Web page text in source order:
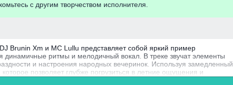
с другим творчеством исполнителя.
Brunin Xm и MC Lullu представляет собой яркий пример
динамичные ритмы и мелодичный вокал. В треке звучат элементы
и настроения народных вечеринок. Используя замедленный
позволяет глубже погрузиться в летние ощущения и